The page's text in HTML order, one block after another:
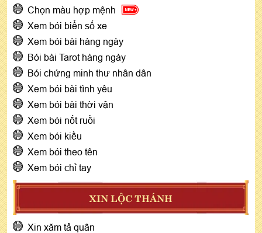
Chọn màu hợp mệnh
Xem bói biển số xe
Xem bói bài hàng ngày
Bói bài Tarot hàng ngày
Bói chứng minh thư nhân dân
Xem bói bài tình yêu
Xem bói bài thời vận
Xem bói nốt ruồi
Xem bói kiều
Xem bói theo tên
Xem bói chỉ tay
XIN LỘC THÁNH
Xin xăm tả quân